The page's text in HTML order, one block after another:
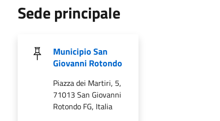
Sede principale
Municipio San
Giovanni Rotondo
Piazza dei Martiri, 5,
71013 San Giovanni
Rotondo FG, Italia